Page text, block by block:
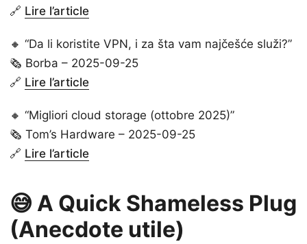
🔗 Lire l’article
🔸 “Da li koristite VPN, i za šta vam najčešće služi?”
🗞️ Borba – 2025-09-25
🔗 Lire l’article
🔸 “Migliori cloud storage (ottobre 2025)”
🗞️ Tom’s Hardware – 2025-09-25
🔗 Lire l’article
😅 A Quick Shameless Plug
(Anecdote utile)